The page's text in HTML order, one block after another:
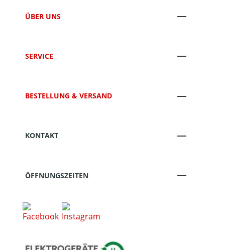
ÜBER UNS
SERVICE
BESTELLUNG & VERSAND
KONTAKT
ÖFFNUNGSZEITEN